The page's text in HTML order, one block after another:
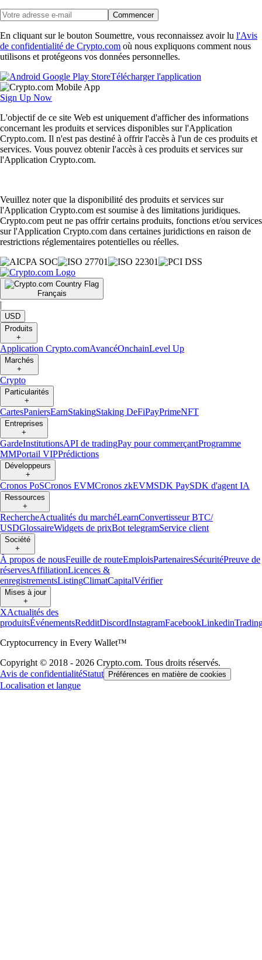
Commencer
En cliquant sur le bouton Soumettre, vous reconnaissez avoir lu l'Avis
de confidentialité de Crypto.com où nous expliquons comment nous
utilisons et protégeons vos données personnelles.
Télécharger l'application
Sign Up Now
L'objectif de ce site Web est uniquement d'afficher des informations
concernant les produits et services disponibles sur l'Application
Crypto.com. Il n'est pas destiné à offrir l'accès à l'un de ces produits et
services. Vous pouvez obtenir l'accès à ces produits et services sur
l'Application Crypto.com.
Veuillez noter que la disponibilité des produits et services sur
l'Application Crypto.com est soumise à des limitations juridiques.
Crypto.com peut ne pas offrir certains produits, fonctions et/ou services
sur l'Application Crypto.com dans certaines juridictions en raison de
restrictions réglementaires potentielles ou réelles.
Français
|
USD
Produits
+
Application Crypto.comAvancéOnchainLevel Up
Marchés
+
Crypto
Particularités
+
CartesPaniersEarnStakingStaking DeFiPayPrimeNFT
Entreprises
+
GardeInstitutionsAPI de tradingPay pour commerçantProgramme
MMPortail VIPPrédictions
Développeurs
+
Cronos PoSCronos EVMCronos zkEVMSDK PaySDK d'agent IA
Ressources
+
RechercheActualités du marchéLearnConvertisseur BTC/
USDGlossaireWidgets de prixBot telegramService client
Société
+
À propos de nousFeuille de routeEmploisPartenairesSécuritéPreuve de
réservesAffiliationLicences &
enregistrementsListingClimatCapitalVérifier
Mises à jour
+
XActualités des
produitsÉvénementsRedditDiscordInstagramFacebookLinkedin
Cryptocurrency in Every Wallet™
Copyright © 2018 - 2026 Crypto.com. Tous droits réservés.
Avis de confidentialitéStatut Préférences en matière de cookies
Localisation et langue